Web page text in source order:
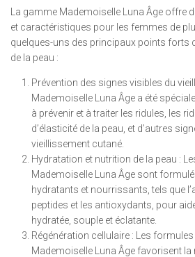
La gamme Mademoiselle Luna Âge offre
et caractéristiques pour les femmes de
quelques-uns des principaux points forts
de la peau :
Prévention des signes visibles du
Mademoiselle Luna Âge a été
à prévenir et à traiter les ridules, les
d’élasticité de la peau, et d’autres
vieillissement cutané.
Hydratation et nutrition de la peau :
Mademoiselle Luna Âge sont
hydratants et nourrissants, tels que
peptides et les antioxydants, pour
hydratée, souple et éclatante.
Régénération cellulaire : Les
Mademoiselle Luna Âge favorisent la